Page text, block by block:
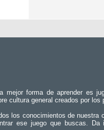
mejor forma de aprender es
cultura general creados por los
los conocimientos de nuestra
ese juego que buscas.